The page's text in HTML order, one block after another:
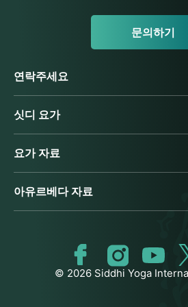
문의하기
연락주세요
싯디 요가
요가 자료
아유르베다 자료
© 2026 Siddhi Yoga